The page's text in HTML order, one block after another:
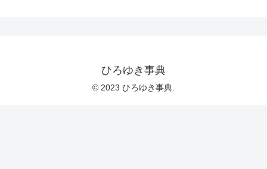
ひろゆき事典
© 2023 ひろゆき事典.